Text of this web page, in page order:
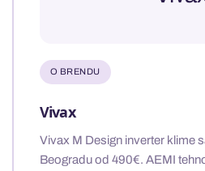
O BRENDU
Vivax
Vivax M Design inverter klime
Beogradu od 490€. AEMI